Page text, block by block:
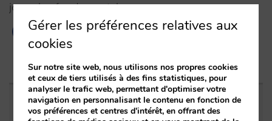
jour plus fondamentales.
Entrées apparentées
Gérer les préférences relatives aux
cookies
Sur notre site web, nous utilisons nos propres cookies
et ceux de tiers utilisés à des fins statistiques, pour
analyser le trafic web, permettant d'optimiser votre
navigation en personnalisant le contenu en fonction de
vos préférences et centres d'intérêt, en offrant des